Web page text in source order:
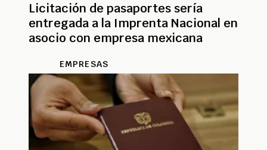
Licitación de pasaportes sería
entregada a la Imprenta Nacional en
asocio con empresa mexicana
EMPRESAS